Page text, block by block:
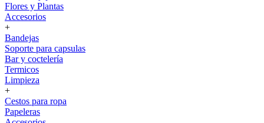
Flores y Plantas
Accesorios
+
Bandejas
Soporte para capsulas
Bar y coctelería
Termicos
Limpieza
+
Cestos para ropa
Papeleras